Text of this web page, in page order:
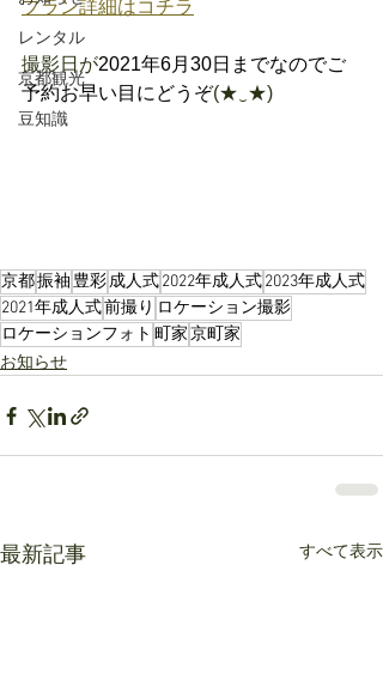
レンタル
京都観光
豆知識
プラン詳細はコチラ
撮影日が2021年6月30日までなのでご
予約お早い目にどうぞ(★‿★)
京都振袖豊彩成人式2022年成人式2023年成人式
2021年成人式前撮り ロケーション撮影
ロケーションフォト 町家京町家
お知らせ
最新記事 すべて表示